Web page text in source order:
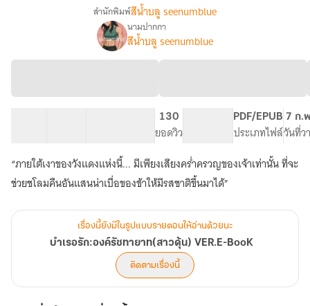
VER.E-
BooK
เรื่อง
บำเรอ
รัก:องค์
VER.E-
BooK
สำนักพิมพ์สีน้ำบลู seenumblue
นามปากกา
สีน้ำบลู seenumblue
130
ยอดวิว
PDF/EPUB
ประเภทไฟล์
7 ก.
วันที่ว
“ภายใต้เงาของวังแดงแห่งนี้... มีเพียงเสียงคร่ำครวญของเจ้าเท่านั้น ที่จะ
ช่วยชโลมคืนอันแสนน่าเบื่อของข้าให้มีรสชาติขึ้นมาได้”
เรื่องนี้ยังมีในรูปแบบรายตอนให้อ่านด้วยนะ
บำเรอรัก:องค์รัชทายาท(สาวดุ้น) VER.E-BooK
ติดตามเรื่องนี้